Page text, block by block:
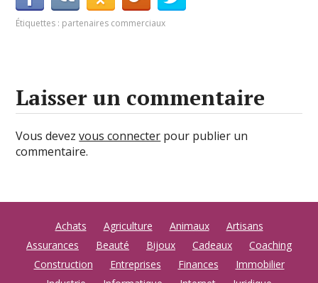
Étiquettes : partenaires commerciaux
Laisser un commentaire
Vous devezvous connecter pour publier un
commentaire.
Achats Agriculture Animaux
Artisans
Assurances
Beauté Bijoux Cadeaux
Coaching
Construction
Entreprises Finances
Immobilier